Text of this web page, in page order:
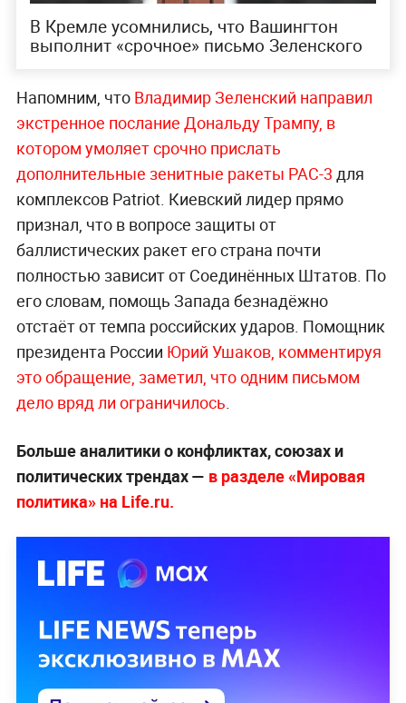
В Кремле усомнились, что Вашингтон
выполнит «срочное» письмо Зеленского
Напомним, что Владимир Зеленский направил
экстренное послание Дональду Трампу, в
котором умоляет срочно прислать
дополнительные зенитные ракеты PAC-3 для
комплексов Patriot. Киевский лидер прямо
признал, что в вопросе защиты от
баллистических ракет его страна почти
полностью зависит от Соединённых Штатов. По
его словам, помощь Запада безнадёжно
отстаёт от темпа российских ударов. Помощник
президента России Юрий Ушаков, комментируя
это обращение, заметил, что одним письмом
дело вряд ли ограничилось.
Больше аналитики о конфликтах, союзах и
политических трендах — в разделе «Мировая
политика» на Life.ru.